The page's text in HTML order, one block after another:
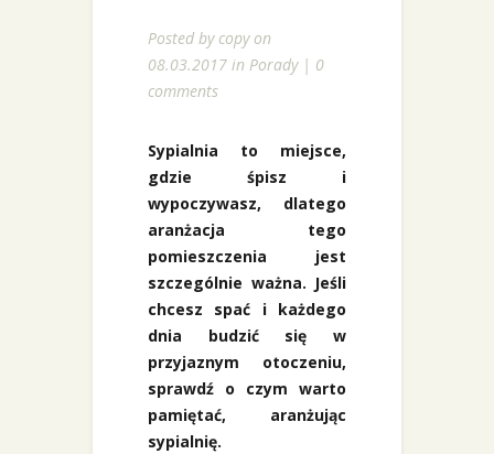
Posted by copyon
08.03.2017 in Porady| 0
comments
Sypialnia to miejsce,
gdzie śpisz i
wypoczywasz, dlatego
aranżacja tego
pomieszczenia jest
szczególnie ważna. Jeśli
chcesz spać i każdego
dnia budzić się w
przyjaznym otoczeniu,
sprawdź o czym warto
pamiętać, aranżując
sypialnię.